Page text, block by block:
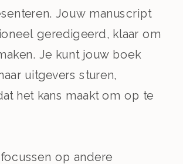
Jouw manuscript
geredigeerd, klaar om
Je kunt jouw boek
uitgevers sturen,
het kans maakt om op te
op andere